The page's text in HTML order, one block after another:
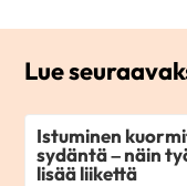
Lue
Istuminen
sydäntä – näin
lisää liikettä